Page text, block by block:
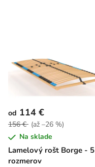
Lamelový rošt Borge - 5
rozmerov
od 114 €
156 € (až –26 %)
Na sklade